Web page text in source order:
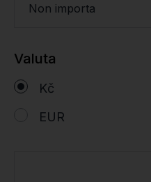
Non importa
Valuta
Kč
EUR